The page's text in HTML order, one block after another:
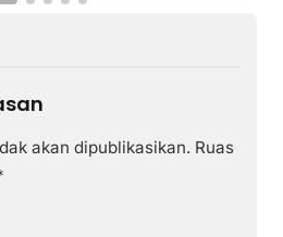
akan dipublikasikan. Ruas